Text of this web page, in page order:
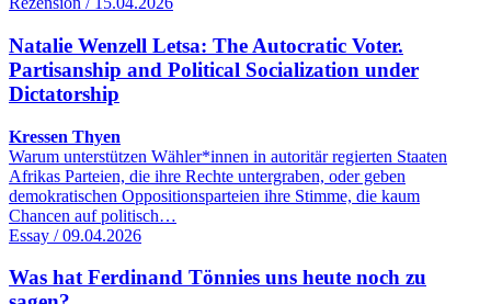
Natalie Wenzell Letsa: The Autocratic Voter.
Partisanship and Political Socialization under
Dictatorship
Kressen Thyen
Warum unterstützen Wähler*innen in autoritär regierten Staaten
Afrikas Parteien, die ihre Rechte untergraben, oder geben
demokratischen Oppositionsparteien ihre Stimme, die kaum
Chancen auf politisch…
Essay / 09.04.2026
Was hat Ferdinand Tönnies uns heute noch zu